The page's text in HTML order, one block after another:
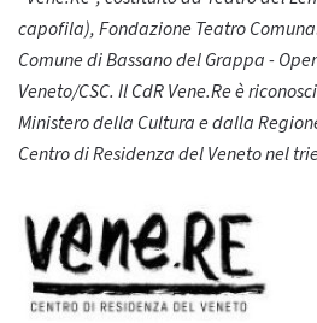
capofila), Fondazione Teatro
Comune di Bassano del Grappa -
Veneto/CSC. Il CdR Vene.Re è
Ministero della Cultura e dalla
Centro di Residenza del Veneto nel